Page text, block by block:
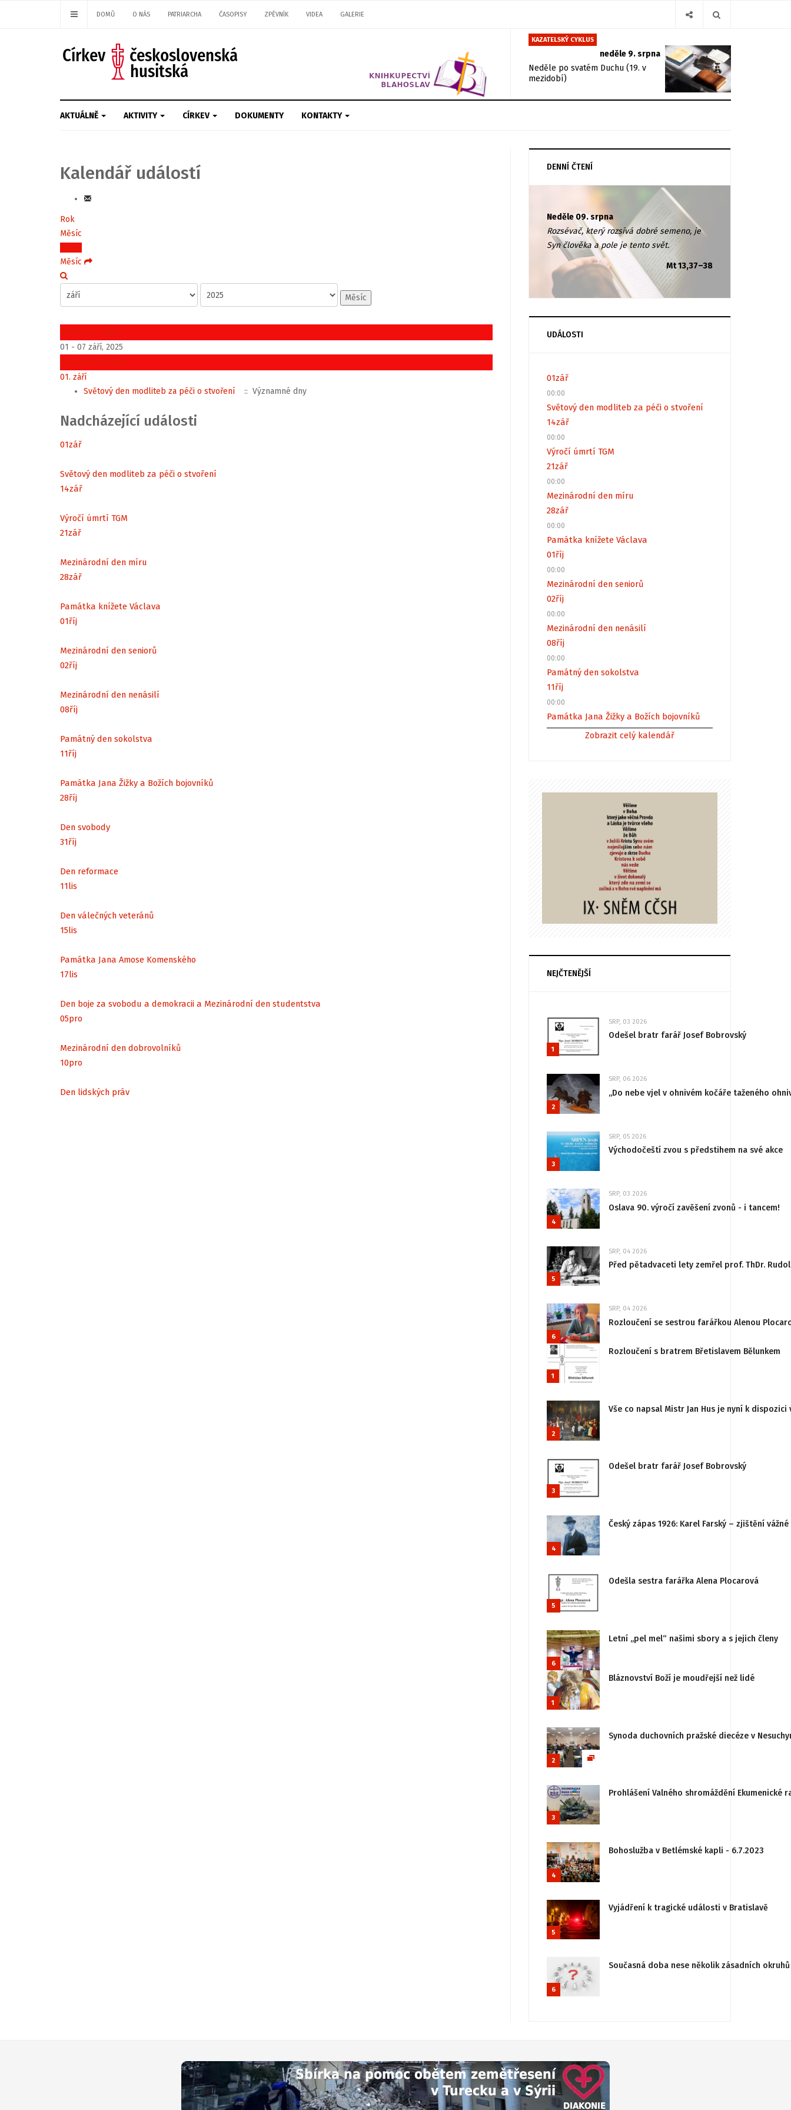
DOMŮ O NÁS PATRIARCHA ČASOPISY ZPĚVNÍK VIDEA GALERIE
KAZATELSKÝ CYKLUS
neděle 9. srpna
Neděle po svatém Duchu (19. v
mezidobí)
AKTUÁLNĚ AKTIVITY CÍRKEV DOKUMENTY KONTAKTY
Kalendář událostí
Rok
Měsíc
Týden
Měsíc
Měsíc
Předchozí týden
01 - 07 září, 2025
Následující týden
01. září
Světový den modliteb za péči o stvoření
:: Významné dny
Nadcházející události
01zář
Světový den modliteb za péči o stvoření
14zář
Výročí úmrtí TGM
21zář
Mezinárodní den míru
28zář
Památka knížete Václava
01říj
Mezinárodní den seniorů
02říj
Mezinárodní den nenásilí
08říj
Památný den sokolstva
11říj
Památka Jana Žižky a Božích bojovníků
28říj
Den svobody
31říj
Den reformace
11lis
Den válečných veteránů
15lis
Památka Jana Amose Komenského
17lis
Den boje za svobodu a demokracii a Mezinárodní den studentstva
05pro
Mezinárodní den dobrovolníků
10pro
Den lidských práv
DENNÍ ČTENÍ
Neděle 09. srpna
Rozsévač, který rozsívá dobré semeno, je
Syn člověka a pole je tento svět.
Mt 13,37–38
UDÁLOSTI
01zář
00:00
Světový den modliteb za péči o stvoření
14zář
00:00
Výročí úmrtí TGM
21zář
00:00
Mezinárodní den míru
28zář
00:00
Památka knížete Václava
01říj
00:00
Mezinárodní den seniorů
02říj
00:00
Mezinárodní den nenásilí
08říj
00:00
Památný den sokolstva
11říj
00:00
Památka Jana Žižky a Božích bojovníků
Zobrazit celý kalendář
NEJČTENĚJŠÍ
1
SRP, 03 2026
Odešel bratr farář Josef Bobrovský
2
SRP, 06 2026
„Do nebe vjel v ohnivém kočáře taženého
3
SRP, 05 2026
Východočeští zvou s předstihem na své akce
4
SRP, 03 2026
Oslava 90. výročí zavěšení zvonů - i tancem!
5
SRP, 04 2026
Před pětadvaceti lety zemřel prof. ThDr.
6
SRP, 04 2026
Rozloučení se sestrou farářkou Alenou
1
Rozloučení s bratrem Břetislavem Bělunkem
2
Vše co napsal Mistr Jan Hus je nyní k
3
Odešel bratr farář Josef Bobrovský
4
Český zápas 1926: Karel Farský – zjištění
5
Odešla sestra farářka Alena Plocarová
6
Letní „pel mel“ našimi sbory a s jejich členy
1
Bláznovství Boží je moudřejší než lidé
2
Synoda duchovních pražské diecéze v
3
Prohlášení Valného shromáždění
4
Bohoslužba v Betlémské kapli - 6.7.2023
5
Vyjádření k tragické události v Bratislavě
6
Současná doba nese několik zásadních